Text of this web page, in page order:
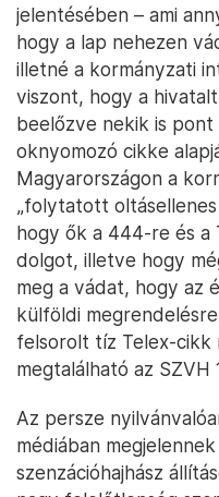
jelentésében – ami
hogy a lap nehezen
illetné a kormányzati
viszont, hogy a
beelőzve nekik is
oknyomozó cikke
Magyarországon a
„folytatott
hogy ők a 444-re és a
dolgot, illetve hogy
meg a vádat, hogy az
külföldi
felsorolt tíz Telex-cikk
megtalálható az SZVH
Az persze
médiában
szenzációhajhász